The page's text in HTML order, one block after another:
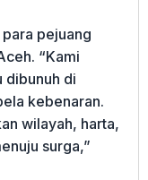
pejuang
“Kami
dibunuh di
kebenaran.
wilayah, harta,
surga,”